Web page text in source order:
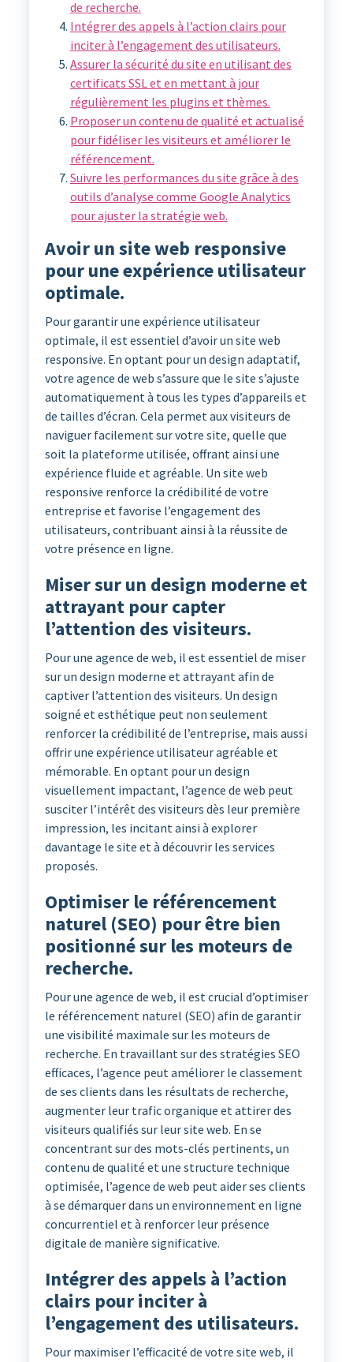
de recherche.
Intégrer des appels à l’action clairs pour
inciter à l’engagement des utilisateurs.
Assurer la sécurité du site en utilisant des
certificats SSL et en mettant à jour
régulièrement les plugins et thèmes.
Proposer un contenu de qualité et actualisé
pour fidéliser les visiteurs et améliorer le
référencement.
Suivre les performances du site grâce à des
outils d’analyse comme Google Analytics
pour ajuster la stratégie web.
Avoir un site web responsive
pour une expérience utilisateur
optimale.
Pour garantir une expérience utilisateur
optimale, il est essentiel d’avoir un site web
responsive. En optant pour un design adaptatif,
votre agence de web s’assure que le site s’ajuste
automatiquement à tous les types d’appareils et
de tailles d’écran. Cela permet aux visiteurs de
naviguer facilement sur votre site, quelle que
soit la plateforme utilisée, offrant ainsi une
expérience fluide et agréable. Un site web
responsive renforce la crédibilité de votre
entreprise et favorise l’engagement des
utilisateurs, contribuant ainsi à la réussite de
votre présence en ligne.
Miser sur un design moderne et
attrayant pour capter
l’attention des visiteurs.
Pour une agence de web, il est essentiel de miser
sur un design moderne et attrayant afin de
captiver l’attention des visiteurs. Un design
soigné et esthétique peut non seulement
renforcer la crédibilité de l’entreprise, mais aussi
offrir une expérience utilisateur agréable et
mémorable. En optant pour un design
visuellement impactant, l’agence de web peut
susciter l’intérêt des visiteurs dès leur première
impression, les incitant ainsi à explorer
davantage le site et à découvrir les services
proposés.
Optimiser le référencement
naturel (SEO) pour être bien
positionné sur les moteurs de
recherche.
Pour une agence de web, il est crucial d’optimiser
le référencement naturel (SEO) afin de garantir
une visibilité maximale sur les moteurs de
recherche. En travaillant sur des stratégies SEO
efficaces, l’agence peut améliorer le classement
de ses clients dans les résultats de recherche,
augmenter leur trafic organique et attirer des
visiteurs qualifiés sur leur site web. En se
concentrant sur des mots-clés pertinents, un
contenu de qualité et une structure technique
optimisée, l’agence de web peut aider ses clients
à se démarquer dans un environnement en ligne
concurrentiel et à renforcer leur présence
digitale de manière significative.
Intégrer des appels à l’action
clairs pour inciter à
l’engagement des utilisateurs.
Pour maximiser l’efficacité de votre site web, il